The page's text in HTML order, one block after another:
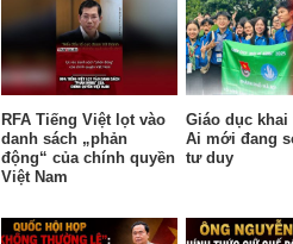
RFA Tiếng Việt lọt vào
danh sách „phản
động“ của chính quyền
Việt Nam
Giáo dục khai
Ai mới đang
tư duy